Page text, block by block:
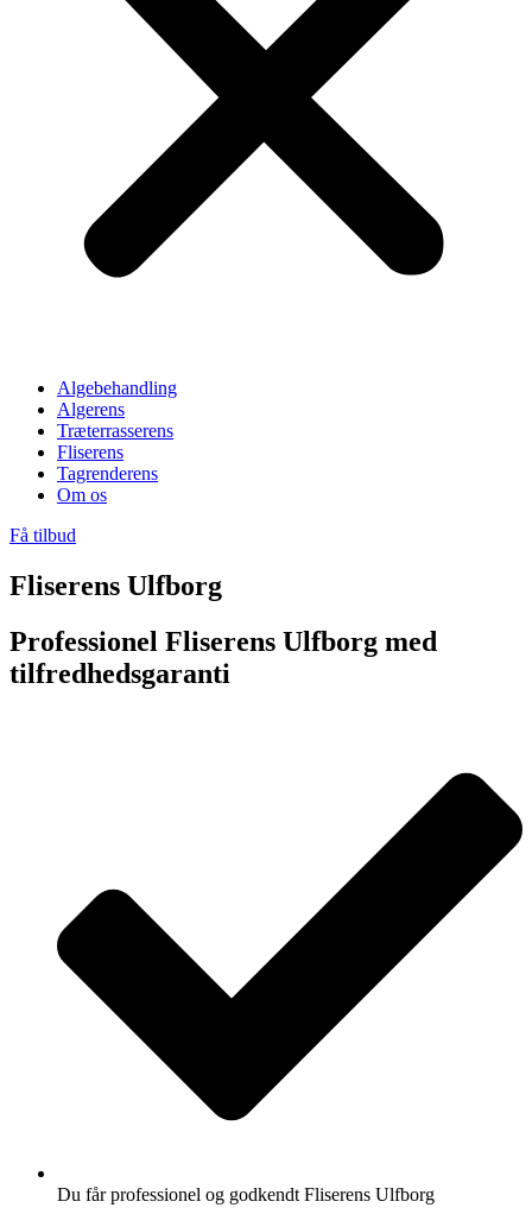
Algebehandling
Algerens
Træterrasserens
Fliserens
Tagrenderens
Om os
Få tilbud
Fliserens Ulfborg
Professionel Fliserens Ulfborg med
tilfredhedsgaranti
Du får professionel og godkendt Fliserens Ulfborg